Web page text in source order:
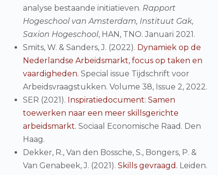
analyse bestaande initiatieven. Rapport
Hogeschool van Amsterdam, Instituut Gak,
Saxion Hogeschool, HAN, TNO. Januari 2021.
Smits, W. & Sanders, J. (2022). Dynamiek op de
Nederlandse Arbeidsmarkt, focus op taken en
vaardigheden. Special issue Tijdschrift voor
Arbeidsvraagstukken. Volume 38, Issue 2, 2022.
SER (2021). Inspiratiedocument: Samen
toewerken naar een meer skillsgerichte
arbeidsmarkt. Sociaal Economische Raad. Den
Haag.
Dekker, R., Van den Bossche, S., Bongers, P. &
Van Genabeek, J. (2021). Skills gevraagd. Leiden.